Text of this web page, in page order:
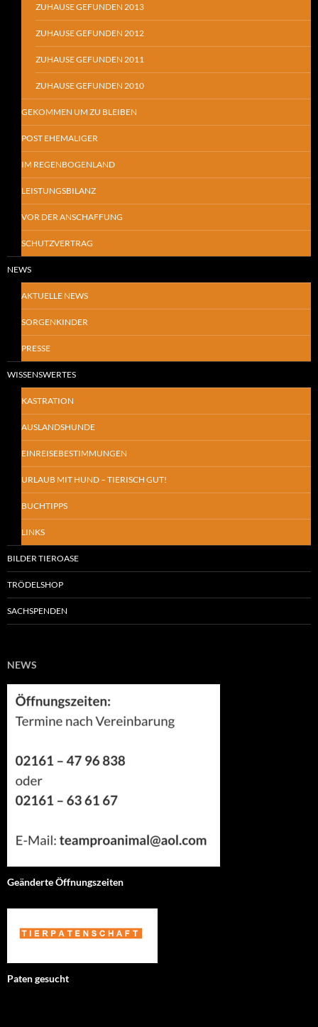
ZUHAUSE GEFUNDEN 2013
ZUHAUSE GEFUNDEN 2012
ZUHAUSE GEFUNDEN 2011
ZUHAUSE GEFUNDEN 2010
GEKOMMEN UM ZU BLEIBEN
POST EHEMALIGER
IM REGENBOGENLAND
LEISTUNGSBILANZ
VOR DER ANSCHAFFUNG
SCHUTZVERTRAG
NEWS
AKTUELLE NEWS
SORGENKINDER
PRESSE
WISSENSWERTES
KASTRATION
AUSLANDSHUNDE
EINREISEBESTIMMUNGEN
URLAUB MIT HUND – TIERISCH GUT!
BUCHTIPPS
LINKS
BILDER TIEROASE
TRÖDELSHOP
SACHSPENDEN
NEWS
Geänderte Öffnungszeiten
Paten gesucht